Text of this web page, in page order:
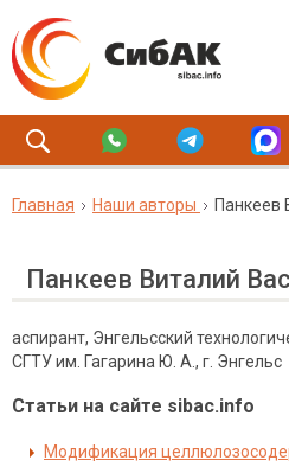
Главная Наши авторы Панкеев
Панкеев Виталий
аспирант, Энгельсский
СГТУ им. Гагарина Ю. А., г. Энгельс
Статьи на сайте sibac.info
Модификация